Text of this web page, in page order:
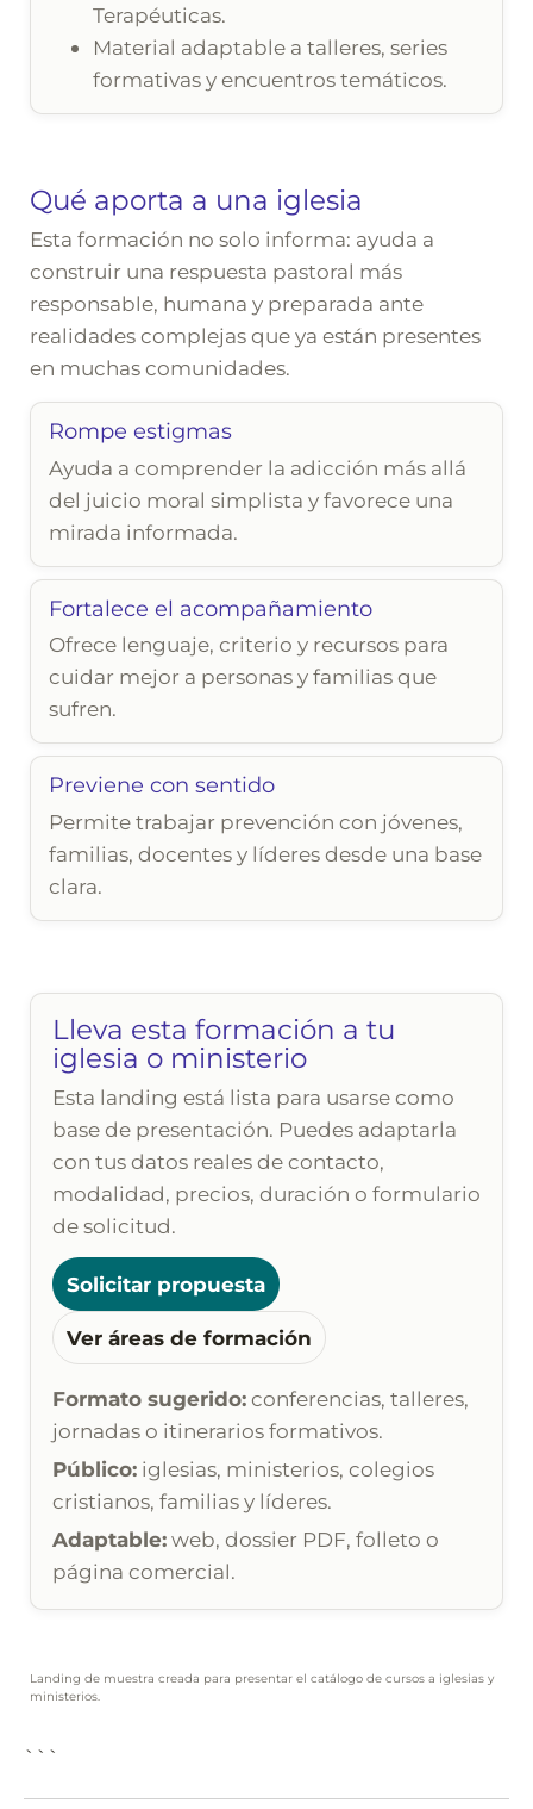
Terapéuticas.
Material adaptable a talleres, series
formativas y encuentros temáticos.
Qué aporta a una iglesia
Esta formación no solo informa: ayuda a
construir una respuesta pastoral más
responsable, humana y preparada ante
realidades complejas que ya están presentes
en muchas comunidades.
Rompe estigmas
Ayuda a comprender la adicción más allá
del juicio moral simplista y favorece una
mirada informada.
Fortalece el acompañamiento
Ofrece lenguaje, criterio y recursos para
cuidar mejor a personas y familias que
sufren.
Previene con sentido
Permite trabajar prevención con jóvenes,
familias, docentes y líderes desde una base
clara.
Lleva esta formación a tu
iglesia o ministerio
Esta landing está lista para usarse como
base de presentación. Puedes adaptarla
con tus datos reales de contacto,
modalidad, precios, duración o formulario
de solicitud.
Solicitar propuesta
Ver áreas de formación
Formato sugerido:conferencias, talleres,
jornadas o itinerarios formativos.
Público:iglesias, ministerios, colegios
cristianos, familias y líderes.
Adaptable:web, dossier PDF, folleto o
página comercial.
Landing de muestra creada para presentar el catálogo de cursos a iglesias y
ministerios.
```